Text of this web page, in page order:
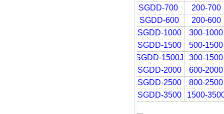
SGDD-700
200-700
SGDD-600
200-600
SGDD-1000
300-1000
SGDD-1500
500-1500
SGDD-1500J
300-1500
SGDD-2000
600-2000
SGDD-2500
800-2500
SGDD-3500
1500-